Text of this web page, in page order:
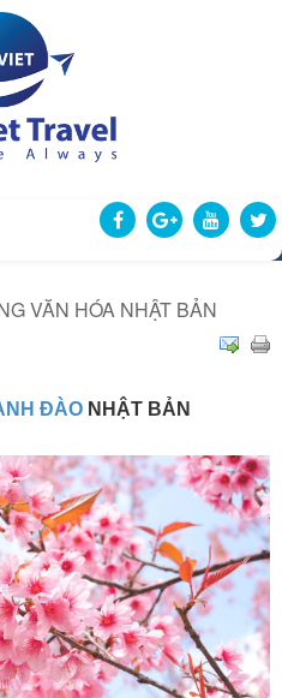
VĂN HÓA NHẬT BẢN
ĐÀONHẬT BẢN